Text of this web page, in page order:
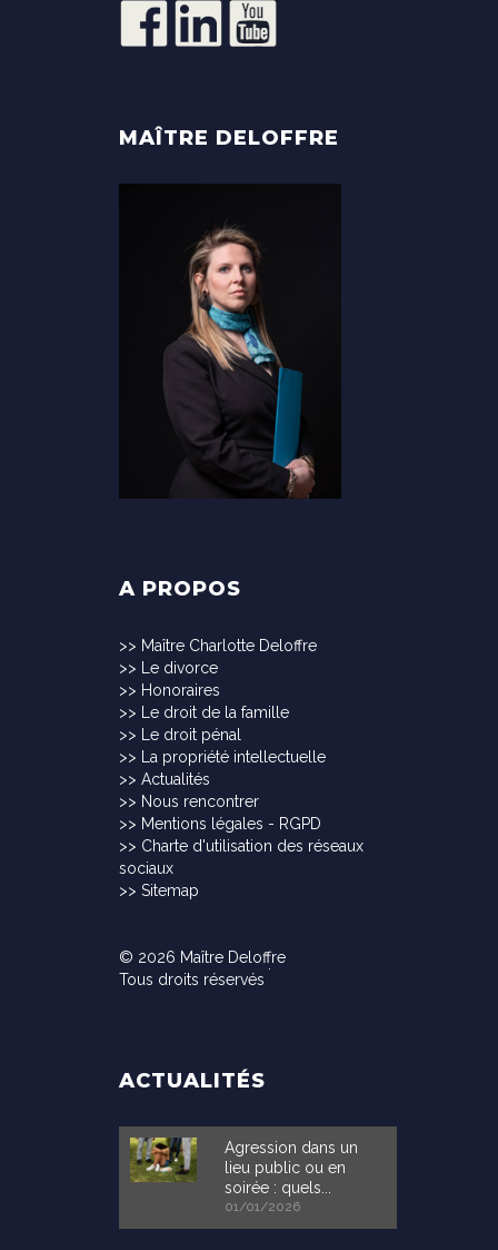
MAÎTRE DELOFFRE
A PROPOS
>> Maître Charlotte Deloffre
>>
Le divorce
>> Honoraires
>>
Le droit de la famille
>>
Le droit pénal
>>
La propriété intellectuelle
>> Actualités
>> Nous rencontrer
>> Mentions légales - RGPD
>> Charte d'utilisation des réseaux
sociaux
>> Sitemap
© 2026 Maître Deloffre
Tous droits réservés
ACTUALITÉS
Agression dans un
lieu public ou en
soirée : quels...
01/01/2026